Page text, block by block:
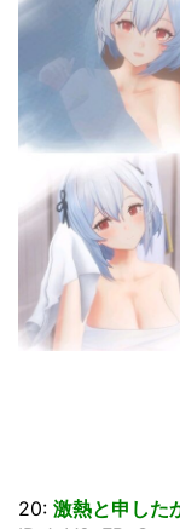
20: 激熱と申した